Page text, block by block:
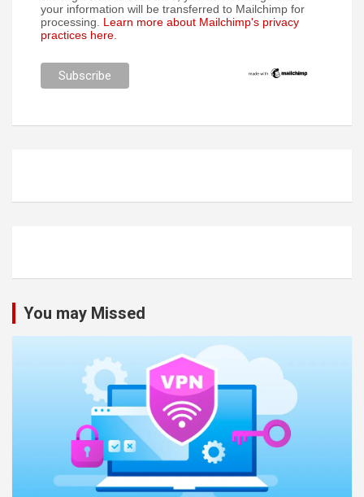
your information will be transferred to Mailchimp for
processing. Learn more about Mailchimp's privacy
practices here.
You may Missed